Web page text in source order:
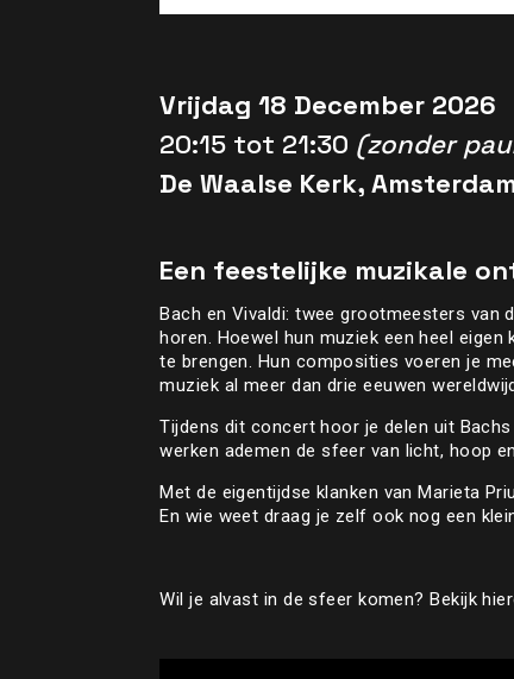
Vrijdag 18 December 2026
20:15 tot 21:30 (zonder
De Waalse Kerk,
Een feestelijke muzikale
Bach en Vivaldi: twee grootmeesters van
horen. Hoewel hun muziek een heel
te brengen. Hun composities voeren je
muziek al meer dan drie eeuwen
Tijdens dit concert hoor je delen uit Bachs
werken ademen de sfeer van licht, hoop
Met de eigentijdse klanken van Marieta
En wie weet draag je zelf ook nog een
Wil je alvast in de sfeer komen? Bekijk